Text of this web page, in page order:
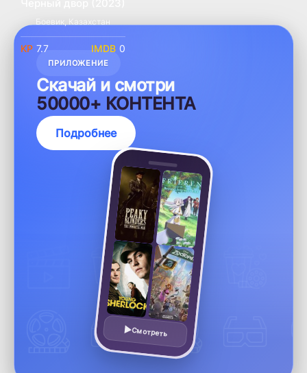
Боевик Казахстан
7.7 0
ПРИЛОЖЕНИЕ
Скачай и смотри
50000+ КОНТЕНТА
Подробнее
Смотреть